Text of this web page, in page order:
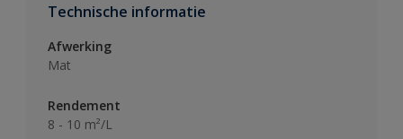
Technische informatie
Afwerking
Mat
Rendement
8 - 10 m²/L